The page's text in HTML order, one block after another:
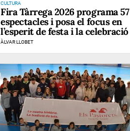
CULTURA
Fira Tàrrega 2026 programa 57
espectacles i posa el focus en
l’esperit de festa i la celebració
ÀLVAR LLOBET